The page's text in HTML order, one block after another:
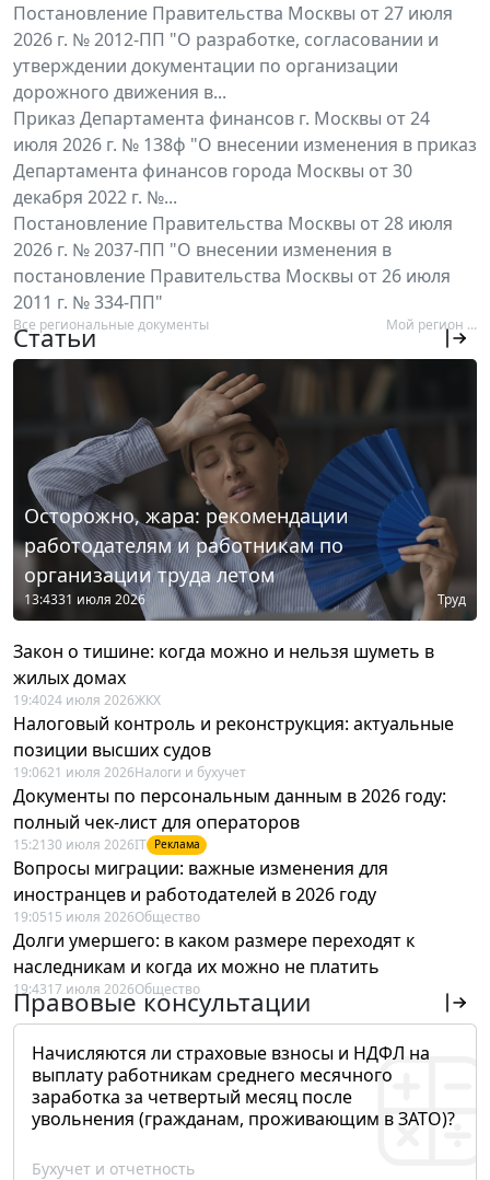
Постановление Правительства Москвы от 27 июля
2026 г. № 2012-ПП "О разработке, согласовании и
утверждении документации по организации
дорожного движения в...
Приказ Департамента финансов г. Москвы от 24
июля 2026 г. № 138ф "О внесении изменения в приказ
Департамента финансов города Москвы от 30
декабря 2022 г. №...
Постановление Правительства Москвы от 28 июля
2026 г. № 2037-ПП "О внесении изменения в
постановление Правительства Москвы от 26 июля
2011 г. № 334-ПП"
Все региональные документы Мой регион ...
Статьи
Осторожно, жара: рекомендации
работодателям и работникам по
организации труда летом
13:4331 июля 2026 Труд
Закон о тишине: когда можно и нельзя шуметь в
жилых домах
19:4024 июля 2026ЖКХ
Налоговый контроль и реконструкция: актуальные
позиции высших судов
19:0621 июля 2026Налоги и бухучет
Документы по персональным данным в 2026 году:
полный чек-лист для операторов
15:21 30 июля 2026IT Реклама
Вопросы миграции: важные изменения для
иностранцев и работодателей в 2026 году
19:0515 июля 2026Общество
Долги умершего: в каком размере переходят к
наследникам и когда их можно не платить
19:4317 июля 2026Общество
Правовые консультации
Начисляются ли страховые взносы и НДФЛ на
выплату работникам среднего месячного
заработка за четвертый месяц после
увольнения (гражданам, проживающим в ЗАТО)?
Бухучет и отчетность